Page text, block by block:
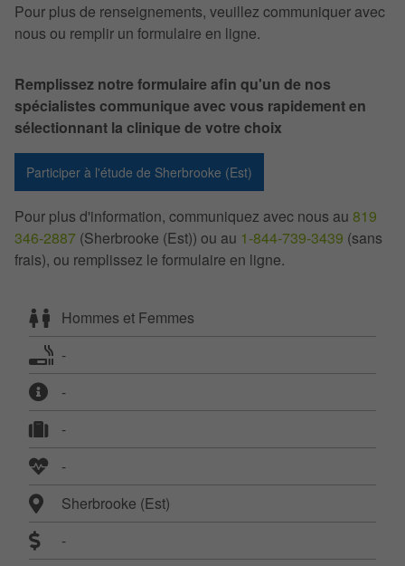
Hommes et Femmes
-
-
-
-
Sherbrooke (Est)
-
Pour plus de renseignements, veuillez communiquer avec
nous ou remplir un formulaire en ligne.
Remplissez notre formulaire afin qu'un de nos
spécialistes communique avec vous rapidement en
sélectionnant la clinique de votre choix
Participer à l'étude de Sherbrooke (Est)
Pour plus d'information, communiquez avec nous au 819
346-2887 (Sherbrooke (Est)) ou au 1-844-739-3439 (sans
frais), ou remplissez le formulaire en ligne.